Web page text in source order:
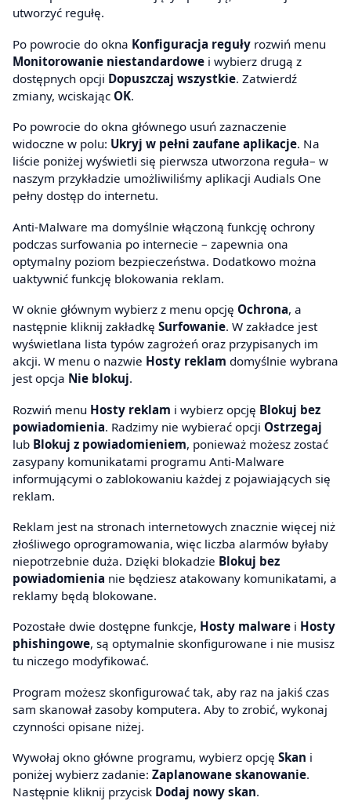
utworzyć regułę.
Po powrocie do okna Konfiguracja reguły rozwiń menu
Monitorowanie niestandardowe i wybierz drugą z
dostępnych opcji Dopuszczaj wszystkie. Zatwierdź
zmiany, wciskając OK.
Po powrocie do okna głównego usuń zaznaczenie
widoczne w polu: Ukryj w pełni zaufane aplikacje. Na
liście poniżej wyświetli się pierwsza utworzona reguła– w
naszym przykładzie umożliwiliśmy aplikacji Audials One
pełny dostęp do internetu.
Anti-Malware ma domyślnie włączoną funkcję ochrony
podczas surfowania po internecie – zapewnia ona
optymalny poziom bezpieczeństwa. Dodatkowo można
uaktywnić funkcję blokowania reklam.
W oknie głównym wybierz z menu opcję Ochrona, a
następnie kliknij zakładkę Surfowanie. W zakładce jest
wyświetlana lista typów zagrożeń oraz przypisanych im
akcji. W menu o nazwie Hosty reklam domyślnie wybrana
jest opcja Nie blokuj.
Rozwiń menu Hosty reklam i wybierz opcję Blokuj bez
powiadomienia. Radzimy nie wybierać opcji Ostrzegaj
lub Blokuj z powiadomieniem, ponieważ możesz zostać
zasypany komunikatami programu Anti-Malware
informującymi o zablokowaniu każdej z pojawiających się
reklam.
Reklam jest na stronach internetowych znacznie więcej niż
złośliwego oprogramowania, więc liczba alarmów byłaby
niepotrzebnie duża. Dzięki blokadzie Blokuj bez
powiadomienia nie będziesz atakowany komunikatami, a
reklamy będą blokowane.
Pozostałe dwie dostępne funkcje, Hosty malware i Hosty
phishingowe, są optymalnie skonfigurowane i nie musisz
tu niczego modyfikować.
Program możesz skonfigurować tak, aby raz na jakiś czas
sam skanował zasoby komputera. Aby to zrobić, wykonaj
czynności opisane niżej.
Wywołaj okno główne programu, wybierz opcję Skan i
poniżej wybierz zadanie: Zaplanowane skanowanie.
Następnie kliknij przycisk Dodaj nowy skan.